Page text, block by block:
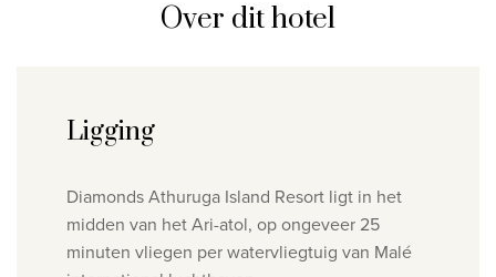
Over dit hotel
Ligging
Diamonds Athuruga Island Resort ligt in het
midden van het Ari-atol, opongeveer 25
minuten vliegen per watervliegtuig van Malé